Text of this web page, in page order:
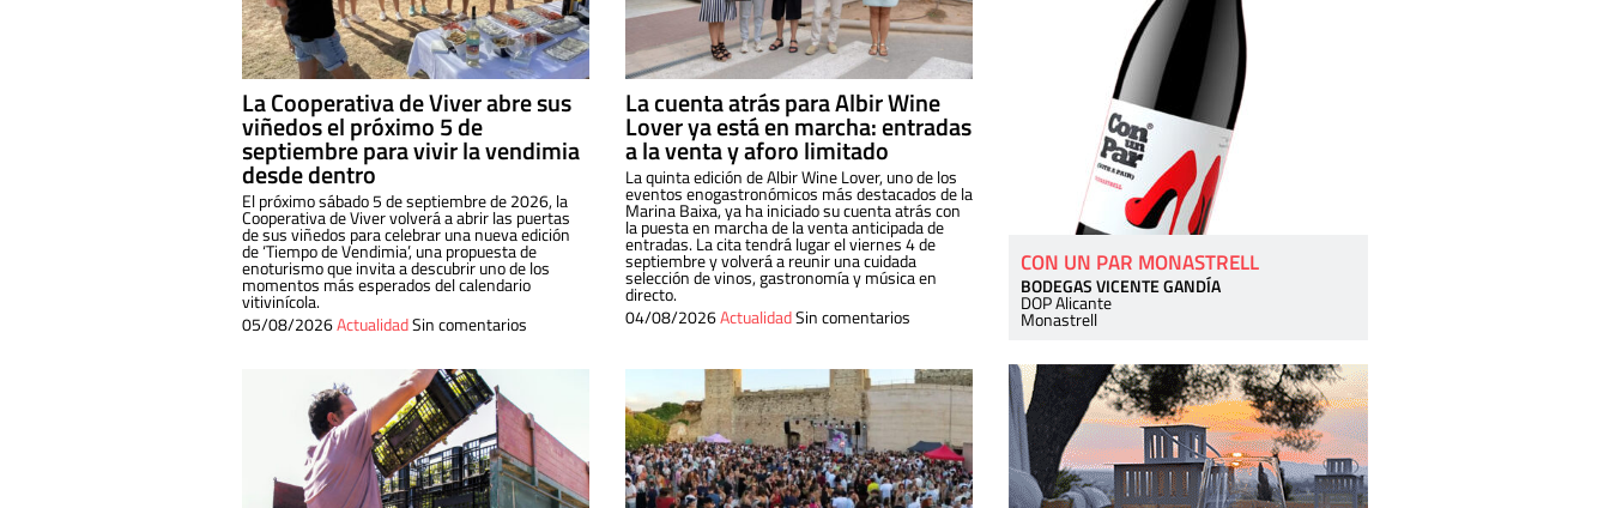
La Cooperativa de Viver abre sus
viñedos el próximo 5 de
septiembre para vivir la vendimia
desde dentro
El próximo sábado 5 de septiembre de 2026, la
Cooperativa de Viver volverá a abrir las puertas
de sus viñedos para celebrar una nueva edición
de ‘Tiempo de Vendimia’, una propuesta de
enoturismo que invita a descubrir uno de los
momentos más esperados del calendario
vitivinícola.
05/08/2026ActualidadSin comentarios
La cuenta atrás para Albir Wine
Lover ya está en marcha: entradas
a la venta y aforo limitado
La quinta edición de Albir Wine Lover, uno de los
eventos enogastronómicos más destacados de la
Marina Baixa, ya ha iniciado su cuenta atrás con
la puesta en marcha de la venta anticipada de
entradas. La cita tendrá lugar el viernes 4 de
septiembre y volverá a reunir una cuidada
selección de vinos, gastronomía y música en
directo.
04/08/2026ActualidadSin comentarios
CON UN PAR MONASTRELL
BODEGAS VICENTE GANDÍA
DOP Alicante
Monastrell